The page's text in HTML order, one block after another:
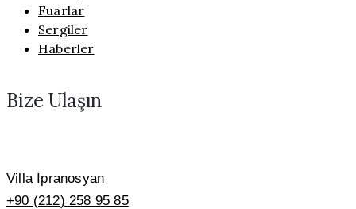
Fuarlar
Sergiler
Haberler
Bize Ulaşın
Villa Ipranosyan
+90 (212) 258 95 85